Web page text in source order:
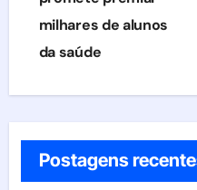
milhares de alunos
da saúde
Postagens